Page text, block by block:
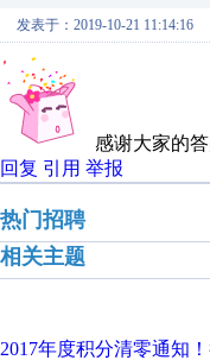
发表于：2019-10-21 11:14:16
感谢大家的
回复 引用 举报
热门招聘
相关主题
2017年度积分清零通知